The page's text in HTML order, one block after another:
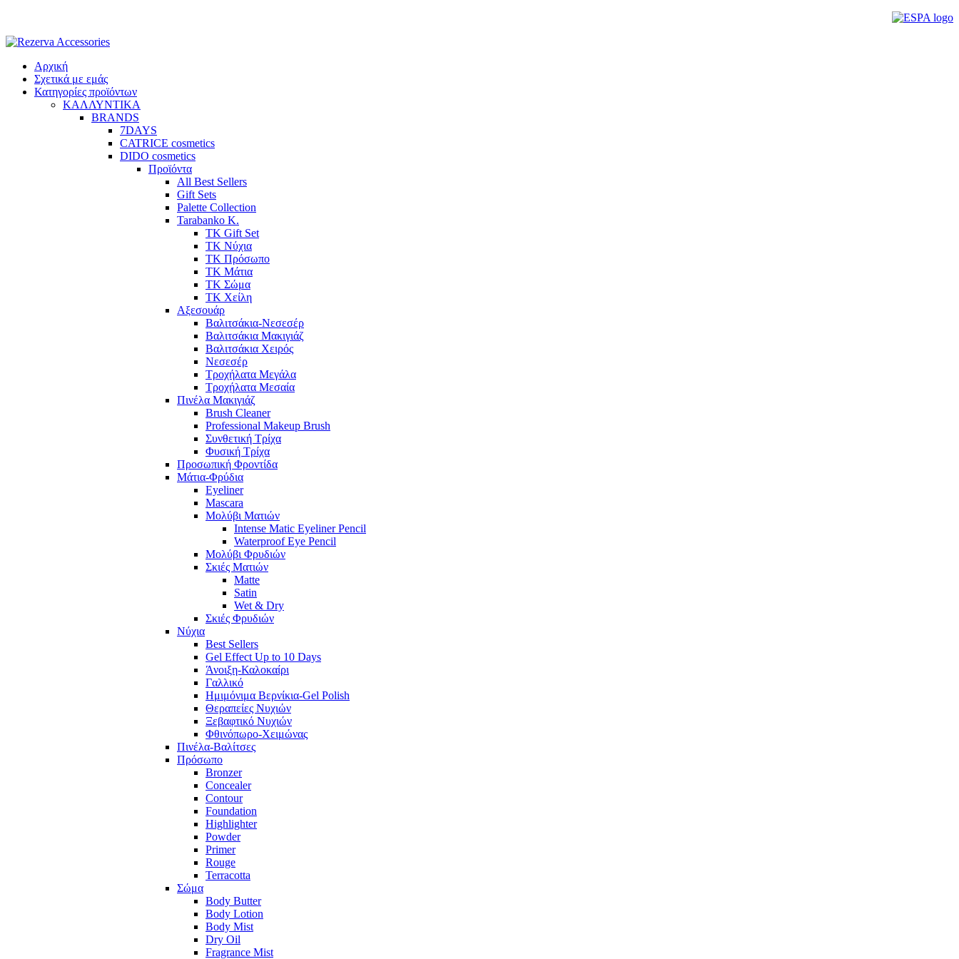
content
Αρχική
Σχετικά με εμάς
Κατηγορίες προϊόντων
ΚΑΛΛΥΝΤΙΚΑ
BRANDS
7DAYS
CATRICE cosmetics
DIDO cosmetics
Προϊόντα
All Best Sellers
Gift Sets
Palette Collection
Tarabanko K.
TK Gift Set
TK Νύχια
TK Πρόσωπο
ΤΚ Μάτια
ΤΚ Σώμα
ΤΚ Χείλη
Αξεσουάρ
Βαλιτσάκια-Νεσεσέρ
Βαλιτσάκια Μακιγιάζ
Βαλιτσάκια Χειρός
Νεσεσέρ
Τροχήλατα Μεγάλα
Τροχήλατα Μεσαία
Πινέλα Μακιγιάζ
Brush Cleaner
Professional Makeup Brush
Συνθετική Τρίχα
Φυσική Τρίχα
Προσωπική Φροντίδα
Μάτια-Φρύδια
Eyeliner
Mascara
Μολύβι Ματιών
Intense Matic Eyeliner Pencil
Waterproof Eye Pencil
Μολύβι Φρυδιών
Σκιές Ματιών
Matte
Satin
Wet & Dry
Σκιές Φρυδιών
Νύχια
Best Sellers
Gel Effect Up to 10 Days
Άνοιξη-Καλοκαίρι
Γαλλικό
Ημιμόνιμα Βερνίκια-Gel Polish
Θεραπείες Νυχιών
Ξεβαφτικό Νυχιών
Φθινόπωρο-Χειμώνας
Πινέλα-Βαλίτσες
Πρόσωπο
Bronzer
Concealer
Contour
Foundation
Highlighter
Powder
Primer
Rouge
Terracotta
Σώμα
Body Butter
Body Lotion
Body Mist
Dry Oil
Fragrance Mist